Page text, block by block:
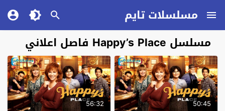
مسلسلات تايم
مسلسل Happy’s Place فاصل اعلاني
50:45
56:32